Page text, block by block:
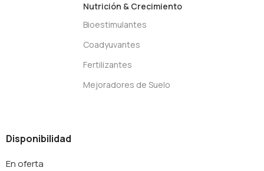
Nutrición & Crecimiento
Bioestimulantes
Coadyuvantes
Fertilizantes
Mejoradores de Suelo
Disponibilidad
En oferta